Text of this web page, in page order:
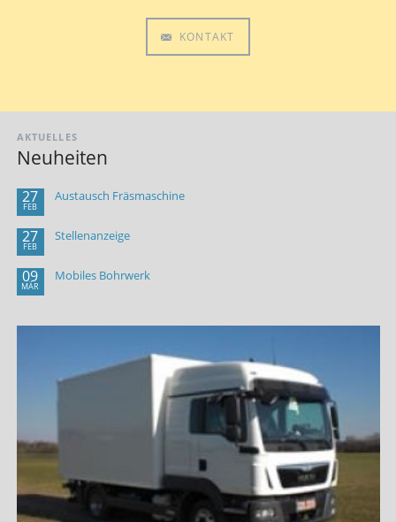
KONTAKT
AKTUELLES
Neuheiten
27
FEB
Austausch Fräsmaschine
27
FEB
Stellenanzeige
09
MÄR
Mobiles Bohrwerk